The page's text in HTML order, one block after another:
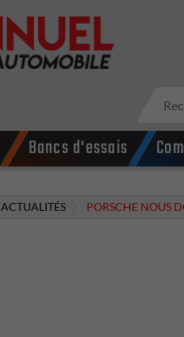
Bancs d'essais
ACTUALITÉS PORSCHE NOUS